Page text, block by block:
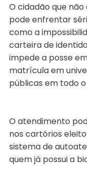
O cidadão que
pode enfrentar
como a
carteira de
impede a posse
matrícula em
públicas em todo
O atendimento
nos cartórios
sistema de
quem já possui a